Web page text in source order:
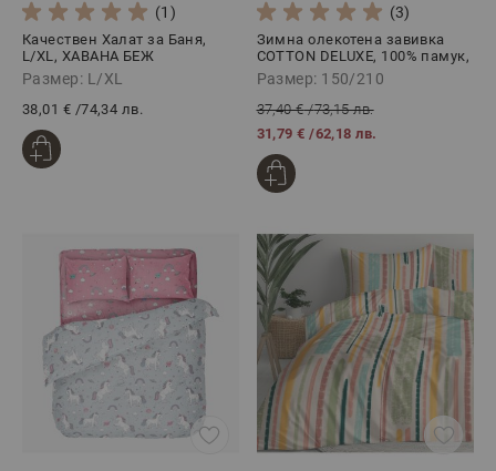
(1)
Качествен Халат за Баня,
L/XL, ХАВАНА БЕЖ
Размер: L/XL
38,01 € /74,34 лв.
(3)
Зимна олекотена завивка
COTTON DELUXE, 100% памук,
150/210
Размер: 150/210
37,40 €/73,15 лв.
31,79 € /62,18 лв.